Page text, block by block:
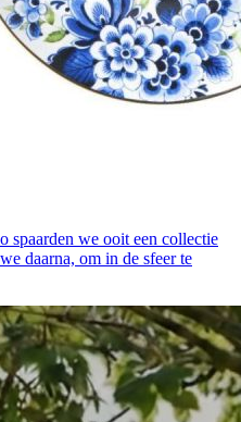
spaarden we ooit een collectie
daarna, om in de sfeer te